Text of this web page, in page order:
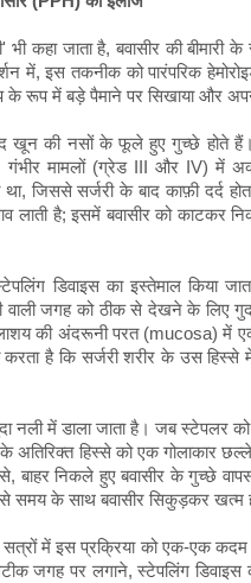
कहा जाता है, बवासीर की बीमारी
में, इस तकनीक को पारंपरिक
रूप में बड़े पैमाने पर सिखाया और
खून की नसों के फूले हुए गुच्छे होते
मामलों (ग्रेड III और IV) में
जिससे सर्जरी के बाद काफ़ी दर्द
है; इसमें बवासीर को काटकर
डिवाइस का इस्तेमाल किया
वाली जगह को ठीक से देखने के लिए
की अंदरूनी परत (mucosa) में
है कि सर्जरी शरीर के उस हिस्से
नली में डाला जाता है। जब स्टेपलर
हिस्से को एक गोलाकार
निकले हुए बवासीर के गुच्छे वापस
समय के साथ बवासीर सिकुड़कर खत्म
सत्रों में इस प्रक्रिया को एक-एक
जगह पर लगाने, स्टेपलिंग